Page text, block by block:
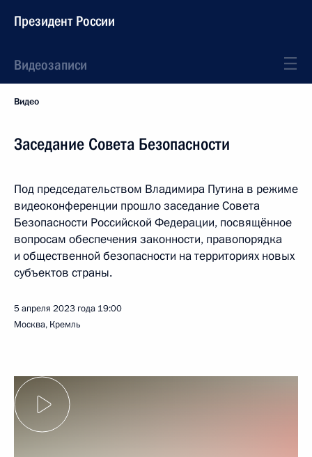
Президент России
Видеозаписи
Видео
Заседание Совета Безопасности
Под председательством Владимира Путина в режиме
видеоконференции прошло заседание Совета
Безопасности Российской Федерации, посвящённое
вопросам обеспечения законности, правопорядка
и общественной безопасности на территориях новых
субъектов страны.
5 апреля 2023 года 19:00
Москва, Кремль